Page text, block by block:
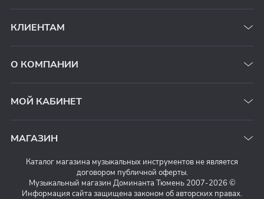
КЛИЕНТАМ
О КОМПАНИИ
МОЙ КАБИНЕТ
МАГАЗИН
Каталог магазина музыкальных инструментов не является
договором публичной оферты.
Музыкальный магазин Доминанта Тюмень 2007-2026 ©
Информация сайта защищена законом об авторских правах.